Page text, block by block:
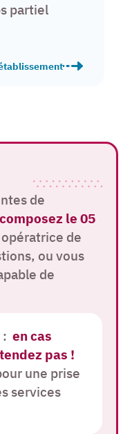
partiel
Psychosociale (RPS)
de
le 05
de
ou vous
de
: en cas
pas !
une prise
services